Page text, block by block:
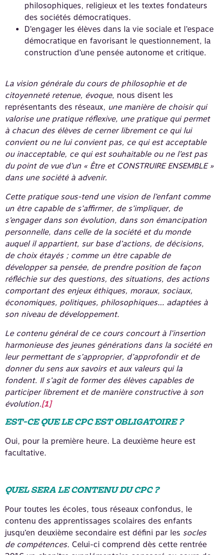
philosophiques, religieux et les textes fondateurs
des sociétés démocratiques.
D’engager les élèves dans la vie sociale et l’espace
démocratique en favorisant le questionnement, la
construction d’une pensée autonome et critique.
La vision générale du cours de philosophie et de
citoyenneté retenue, évoque, nous disent les
représentants des réseaux, une manière de choisir qui
valorise une pratique réflexive, une pratique qui permet
à chacun des élèves de cerner librement ce qui lui
convient ou ne lui convient pas, ce qui est acceptable
ou inacceptable, ce qui est souhaitable ou ne l’est pas
du point de vue d’un « Être et CONSTRUIRE ENSEMBLE »
dans une société à advenir.
Cette pratique sous-tend une vision de l’enfant comme
un être capable de s’affirmer, de s’impliquer, de
s’engager dans son évolution, dans son émancipation
personnelle, dans celle de la société et du monde
auquel il appartient, sur base d’actions, de décisions,
de choix étayés ; comme un être capable de
développer sa pensée, de prendre position de façon
réfléchie sur des questions, des situations, des actions
comportant des enjeux éthiques, moraux, sociaux,
économiques, politiques, philosophiques… adaptées à
son niveau de développement.
Le contenu général de ce cours concourt à l’insertion
harmonieuse des jeunes générations dans la société en
leur permettant de s’approprier, d’approfondir et de
donner du sens aux savoirs et aux valeurs qui la
fondent. Il s’agit de former des élèves capables de
participer librement et de manière constructive à son
évolution.[1]
EST-CE QUE LE CPC EST OBLIGATOIRE ?
Oui, pour la première heure. La deuxième heure est
facultative.
QUEL SERA LE CONTENU DU CPC ?
Pour toutes les écoles, tous réseaux confondus, le
contenu des apprentissages scolaires des enfants
jusqu’en deuxième secondaire est défini par les socles
de compétences. Celui-ci comprend dès cette rentrée